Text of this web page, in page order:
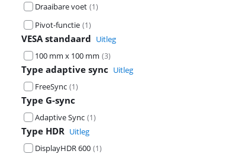
Draaibare voet (1)
Pivot-functie (1)
VESA standaard Uitleg
100 mm x 100 mm (3)
Type adaptive sync Uitleg
FreeSync (1)
Type G-sync
Adaptive Sync (1)
Type HDR Uitleg
DisplayHDR 600 (1)